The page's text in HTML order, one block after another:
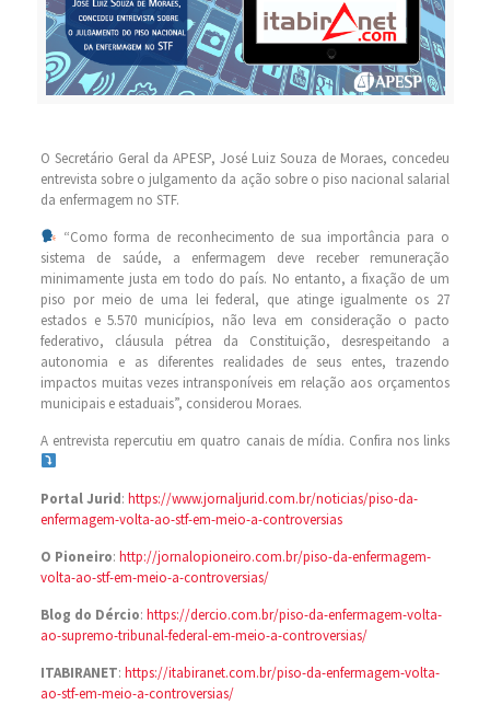
O Secretário Geral da APESP, José Luiz Souza de Moraes, concedeu
entrevista sobre o julgamento da ação sobre o piso nacional salarial
da enfermagem no STF.
“Como forma de reconhecimento de sua importância para o
sistema de saúde, a enfermagem deve receber remuneração
minimamente justa em todo do país. No entanto, a fixação de um
piso por meio de uma lei federal, que atinge igualmente os 27
estados e 5.570 municípios, não leva em consideração o pacto
federativo, cláusula pétrea da Constituição, desrespeitando a
autonomia e as diferentes realidades de seus entes, trazendo
impactos muitas vezes intransponíveis em relação aos orçamentos
municipais e estaduais”, considerou Moraes.
A entrevista repercutiu em quatro canais de mídia. Confira nos links
Portal Jurid:https://www.jornaljurid.com.br/noticias/piso-da-
enfermagem-volta-ao-stf-em-meio-a-controversias
O Pioneiro:http://jornalopioneiro.com.br/piso-da-enfermagem-
volta-ao-stf-em-meio-a-controversias/
Blog do Dércio:https://dercio.com.br/piso-da-enfermagem-volta-
ao-supremo-tribunal-federal-em-meio-a-controversias/
ITABIRANET:https://itabiranet.com.br/piso-da-enfermagem-volta-
ao-stf-em-meio-a-controversias/